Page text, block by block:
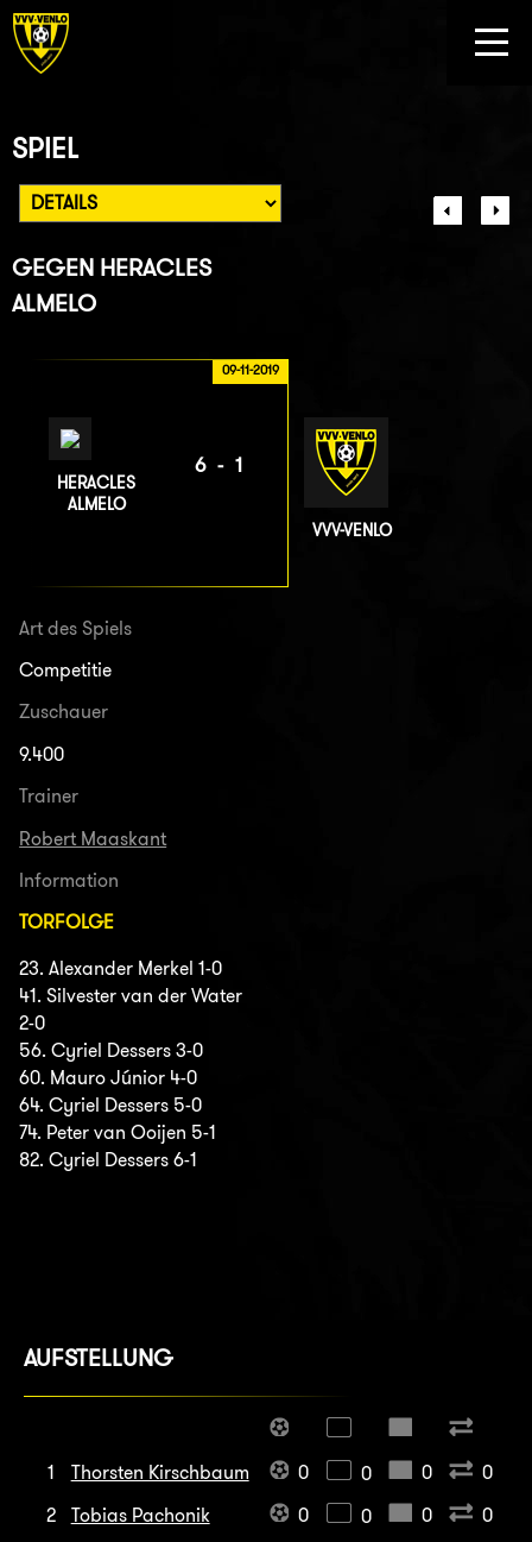
SPIEL
GEGEN HERACLES
ALMELO
09-11-2019
HERACLES
ALMELO
6-1
VVV-VENLO
Art des Spiels
Competitie
Zuschauer
9.400
Trainer
Robert Maaskant
Information
TORFOLGE
23. Alexander Merkel 1-0
41. Silvester van der Water
2-0
56. Cyriel Dessers 3-0
60. Mauro Júnior 4-0
64. Cyriel Dessers 5-0
74. Peter van Ooijen 5-1
82. Cyriel Dessers 6-1
AUFSTELLUNG
1 Thorsten Kirschbaum 0 0 0
0
2
Tobias Pachonik 0 0 0
0